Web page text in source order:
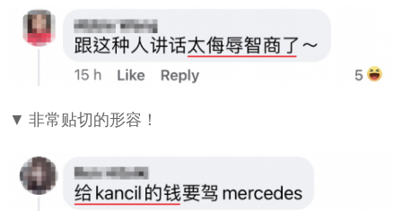
▼ 非常贴切的形容！